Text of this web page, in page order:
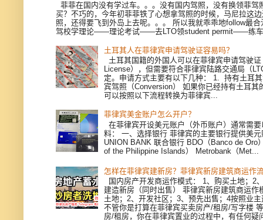
菲菲在国内没有学过车。。。没有国内驾照，没有换领菲驾
买？不巧的，今年初菲菲铁了心想拿驾照的时候，马尼拉这
照，还得要飞到外岛上去呢。。。 所以我就乖乖地follow最
驾校学理论——理论考试——去LTO领student permit——练
土耳其人在菲律宾申请驾驶证容易吗？
土耳其国籍的外国人可以在菲律宾申请驾驶证
License），但需要符合菲律宾陆路交通局（
定。申请方式主要有以下几种： 1. 持有土耳
宾驾照（Conversion） 如果你已经持有土耳其
可以按照以下流程转换为菲律宾...
菲律宾美金账户怎么开户？
在菲律宾开设美元账户（外币账户）通常需
料： 一、选择银行 菲律宾的主要银行提供美
UNION BANK 联合银行 BDO（Banco de Oro
of the Philippine Islands） Metrobank（Met...
怎样在菲律宾建新房？菲律宾新房建筑商运作
国内房产开发商运作模式： 1、购买土地；2
建造新房（同时出售） 菲律宾新房建筑商运作
土地；2、开发社区；3、预先出售；4按照业
不管你是打算在菲律宾买卖房产/租房/写字楼
房/租房，你在菲律宾置业的过程中，有任何疑